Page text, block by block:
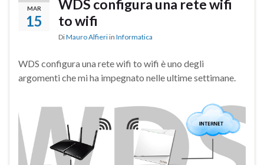
MAR
15
WDS configura una rete wifi
to wifi
DiMauro Alfieri in Informatica
WDS configura una rete wifi to wifi è uno degli
argomenti che mi ha impegnato nelle ultime settimane.